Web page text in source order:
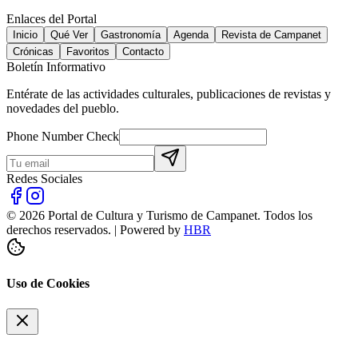
Enlaces del Portal
Inicio Qué Ver Gastronomía Agenda
Revista de Campanet
Crónicas
Favoritos Contacto
Boletín Informativo
Entérate de las actividades culturales, publicaciones de revistas y
novedades del pueblo.
Phone Number Check
Redes Sociales
© 2026 Portal de Cultura y Turismo de Campanet. Todos los
derechos reservados. | Powered by HBR
Uso de Cookies